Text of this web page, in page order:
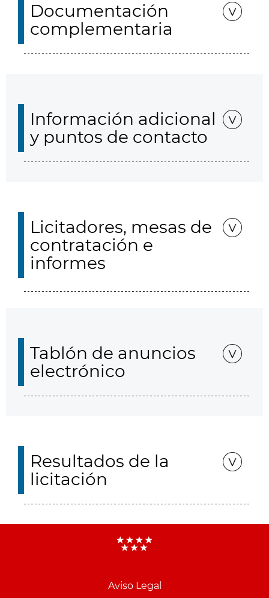
Documentación
complementaria
Información adicional
y puntos de contacto
Licitadores, mesas de
contratación e
informes
Tablón de anuncios
electrónico
Resultados de la
licitación
Aviso Legal